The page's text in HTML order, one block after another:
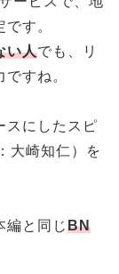
す。
い人でも、リ
すね。
スにしたスピ
大崎知仁）を
編と同じBN